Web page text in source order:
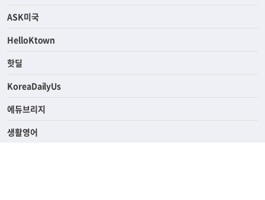
ASK미국
HelloKtown
핫딜
KoreaDailyUs
에듀브리지
생활영어